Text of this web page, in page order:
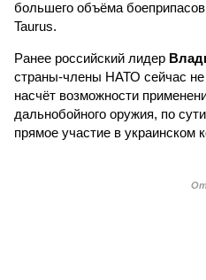
большего объёма
Taurus.
Ранее российский лидер
страны-члены НАТО сейчас не
насчёт возможности
дальнобойного оружия, по
прямое участие в украинском